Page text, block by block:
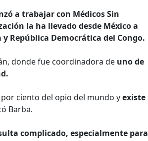
a trabajar con Médicos Sin
la ha llevado desde México a
República Democrática del Congo.
donde fue coordinadora de uno de
ciento del opio del mundo yexiste
Barba.
complicado, especialmente para